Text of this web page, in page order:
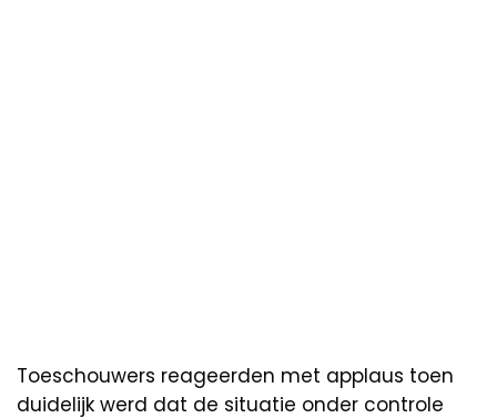
Toeschouwers reageerden met applaus toen
duidelijk werd dat de situatie onder controle